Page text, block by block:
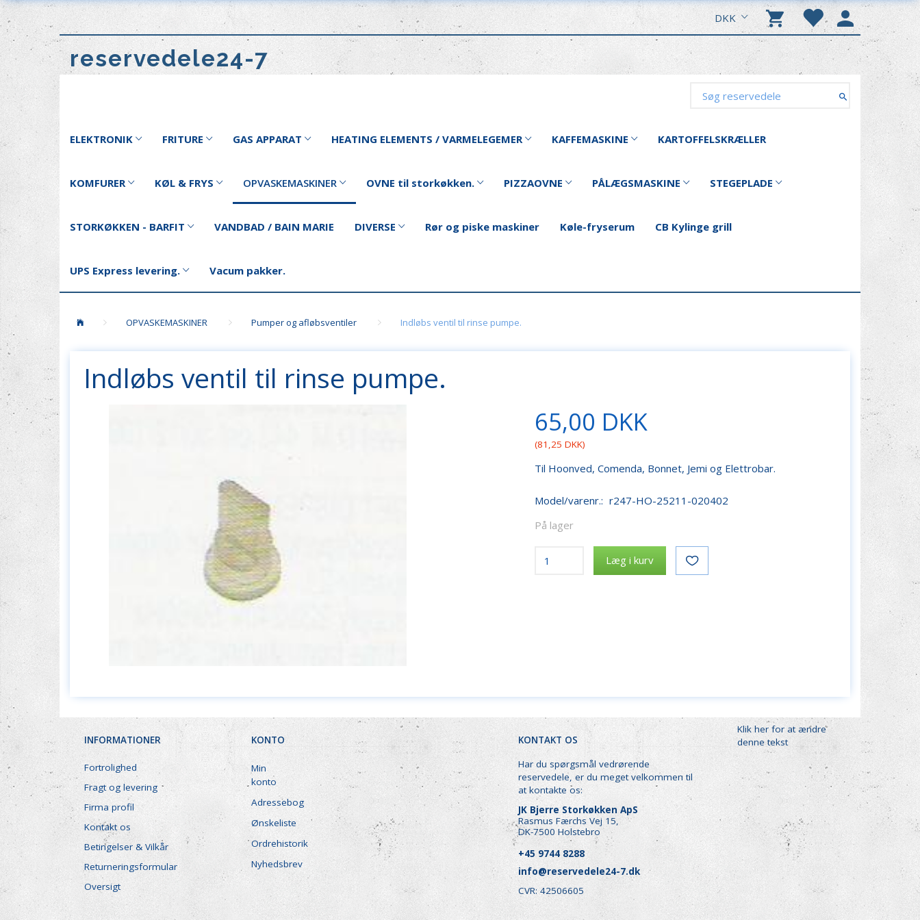
DKK
reservedele24-7
ELEKTRONIK FRITURE GAS APPARAT HEATING ELEMENTS / VARMELEGEMER KAFFEMASKINE KARTOFFELSKRÆLLER
KOMFURER KØL & FRYS OPVASKEMASKINER OVNE til storkøkken. PIZZAOVNE PÅLÆGSMASKINE STEGEPLADE
STORKØKKEN - BARFIT VANDBAD / BAIN MARIE DIVERSE Rør og piske maskiner Køle-fryserum CB Kylinge grill
UPS Express levering. Vacum pakker.
OPVASKEMASKINER Pumper og afløbsventiler Indløbs ventil til rinse pumpe.
Indløbs ventil til rinse pumpe.
65,00 DKK
(81,25 DKK)
Til Hoonved, Comenda, Bonnet, Jemi og Elettrobar.
Model/varenr.: r247-HO-25211-020402
På lager
Læg i kurv
INFORMATIONER
Fortrolighed
Fragt og levering
Firma profil
Kontakt os
Betingelser & Vilkår
Returneringsformular
Oversigt
KONTO
Min
konto
Adressebog
Ønskeliste
Ordrehistorik
Nyhedsbrev
KONTAKT OS
Har du spørgsmål vedrørende
reservedele, er du meget velkommen til
at kontakte os:
JK Bjerre Storkøkken ApS
Rasmus Færchs Vej 15,
DK-7500 Holstebro
+45 9744 8288
info@reservedele24-7.dk
CVR: 42506605
Klik her for at ændre
denne tekst